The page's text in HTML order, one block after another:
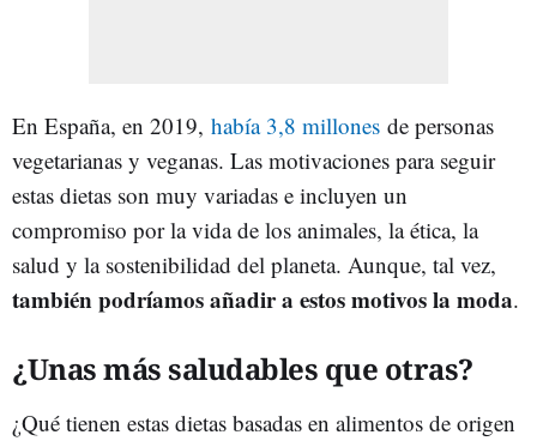
En España, en 2019, había 3,8 millones de personas
vegetarianas y veganas. Las motivaciones para seguir
estas dietas son muy variadas e incluyen un
compromiso por la vida de los animales, la ética, la
salud y la sostenibilidad del planeta. Aunque, tal vez,
también podríamos añadir a estos motivos la moda.
¿Unas más saludables que otras?
¿Qué tienen estas dietas basadas en alimentos de origen